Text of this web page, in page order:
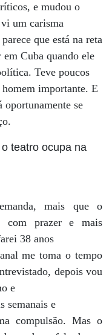
e mudou o
um carisma
que está na reta
Cuba quando ele
Teve poucos
homem importante. E
oportunamente se
teatro ocupa na
mais que o
com prazer e mais
38 anos
me toma o tempo
depois vou
e
semanais e
compulsão. Mas o